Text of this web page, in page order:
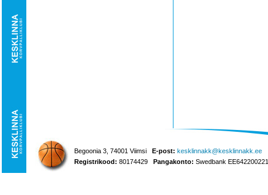
Begoonia 3, 74001 Viimsi E-post: kesklinnakk@kesklinnakk.ee
Registrikood: 80174429 Pangakonto: Swedbank